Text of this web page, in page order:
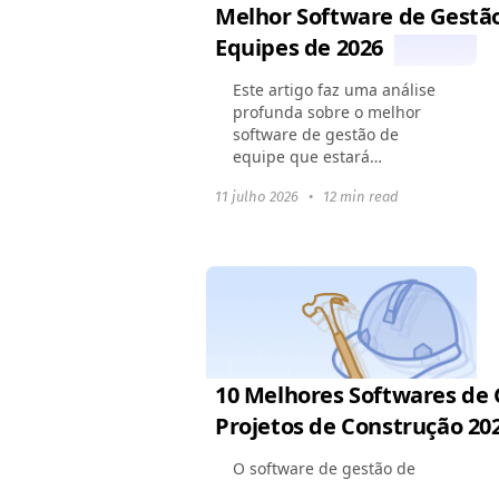
Melhor Software de
Equipes de 2026
Este artigo faz uma análise
profunda sobre o melhor
software de gestão de
equipe que estará
mostra como essas
melhorar a colaboração...
11 julho 2026 • 12 min read
10 Melhores Softwares de
Projetos de Construção
O software de gestão de